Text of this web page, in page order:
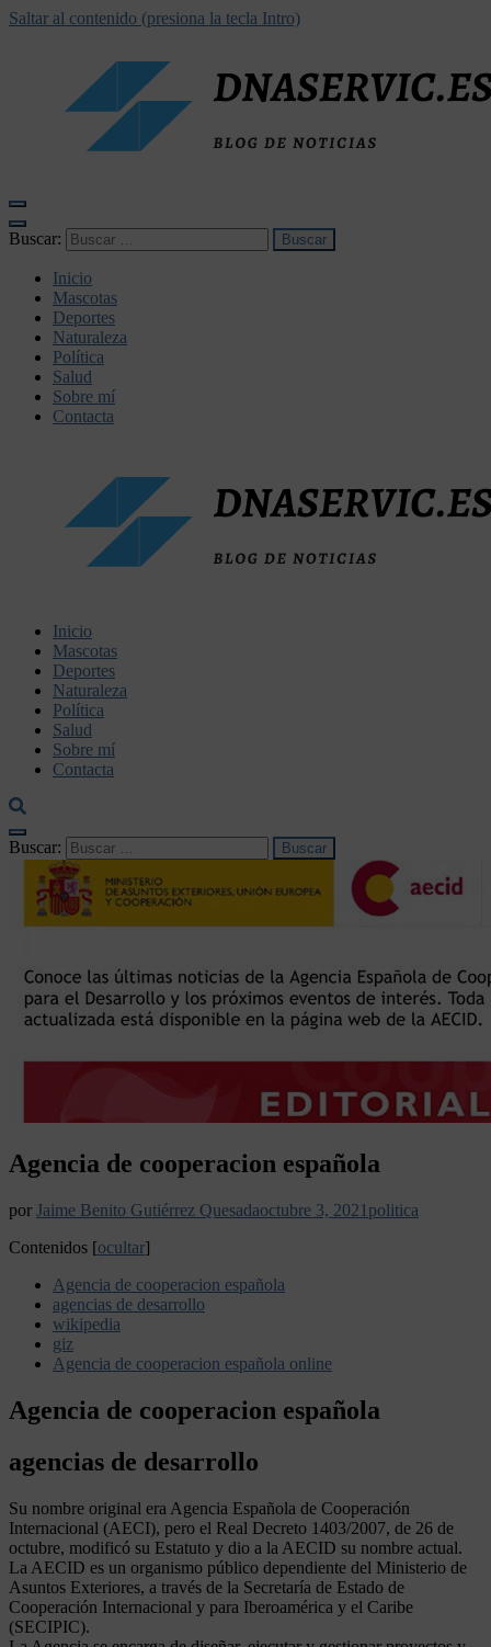
Saltar al contenido (presiona la tecla Intro)
Buscar:
Inicio
Mascotas
Deportes
Naturaleza
Política
Salud
Sobre mí
Contacta
dnaservic.es
Inicio
Mascotas
Deportes
Naturaleza
Política
Salud
Sobre mí
Contacta
Buscar:
Agencia de cooperacion española
por Jaime Benito Gutiérrez Quesadaoctubre 3, 2021 politica
Contenidos [ocultar]
Agencia de cooperacion española
agencias de desarrollo
wikipedia
giz
Agencia de cooperacion española online
Agencia de cooperacion española
agencias de desarrollo
Su nombre original era Agencia Española de Cooperación
Internacional (AECI), pero el Real Decreto 1403/2007, de 26 de
octubre, modificó su Estatuto y dio a la AECID su nombre actual.
La AECID es un organismo público dependiente del Ministerio de
Asuntos Exteriores, a través de la Secretaría de Estado de
Cooperación Internacional y para Iberoamérica y el Caribe
(SECIPIC).